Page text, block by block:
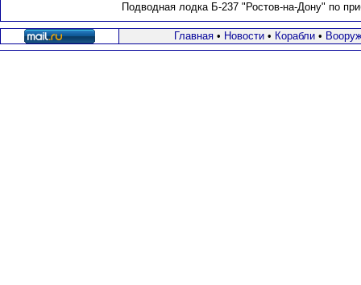
Подводная лодка Б-237 "Ростов-на-Дону" по
Главная• Новости• Корабли•